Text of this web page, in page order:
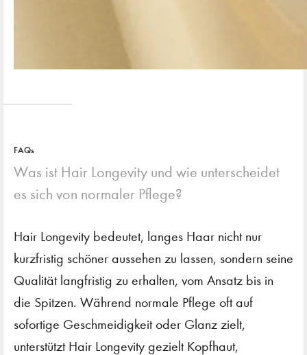
FAQs
Was ist Hair Longevity und wie unterscheidet
es sich von normaler Pflege?
Hair Longevity bedeutet, langes Haar nicht nur
kurzfristig schöner aussehen zu lassen, sondern seine
Qualität langfristig zu erhalten, vom Ansatz bis in
die Spitzen. Während normale Pflege oft auf
sofortige Geschmeidigkeit oder Glanz zielt,
unterstützt Hair Longevity gezielt Kopfhaut,